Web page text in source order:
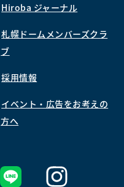
Hiroba ジャーナル
札幌ドームメンバーズクラ
ブ
採用情報
イベント・広告をお考えの
方へ